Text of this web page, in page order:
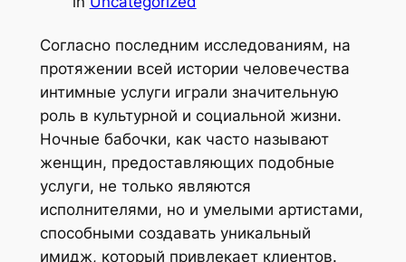
Согласно последним исследованиям, на
протяжении всей истории человечества
интимные услуги играли значительную
роль в культурной и социальной жизни.
Ночные бабочки, как часто называют
женщин, предоставляющих подобные
услуги, не только являются
исполнителями, но и умелыми артистами,
способными создавать уникальный
имидж, который привлекает клиентов.